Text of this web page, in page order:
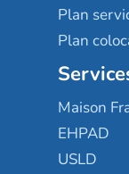
Plan
Plan
Maison
EHPAD
USLD